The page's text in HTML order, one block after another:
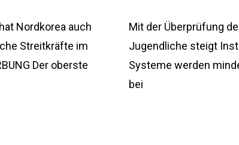
Nordkorea auch
Streitkräfte im
Der oberste
Mit der Überprüfung
Jugendliche steigt
Systeme werden
bei